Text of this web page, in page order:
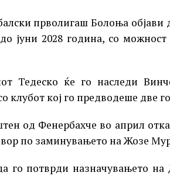
прволигаш Болоња објави
јуни 2028 година, со
Тедеско ќе го наследи
клубот кој го предводеше две
од Фенербахче во април
по заминувањето на Жозе
го потврди назначувањето на